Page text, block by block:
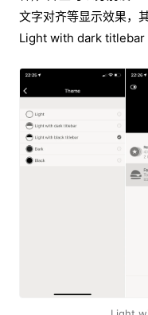
文字对齐等显示效果，
Light with dark titlebar